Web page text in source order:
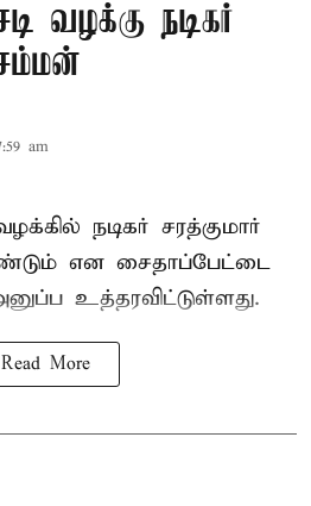
வழக்கு நடிகர்
சம்மன்
am
நடிகர் சரத்குமார்
என சைதாப்பேட்டை
உத்தரவிட்டுள்ளது.
Read More